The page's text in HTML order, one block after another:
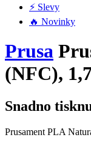
⚡ Slevy
🔥 Novinky
Prusa
(NFC),
Snadno
Prusament PLA